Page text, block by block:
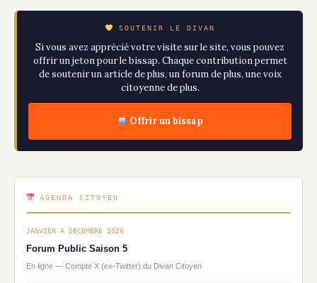
SOUTENIR LE DIVAN
Si vous avez apprécié votre visite sur le site, vous pouvez
offrir un jeton pour le bissap. Chaque contribution permet
de soutenir un article de plus, un forum de plus, une voix
citoyenne de plus.
Offrir un bissap
AGENDA CITOYEN
JANVIER A DECEMBRE 2026
Forum Public Saison 5
En ligne — Compte X (ex-Twitter) du Divan Citoyen